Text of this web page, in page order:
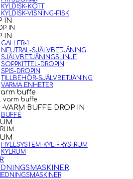
KYLDISK-KÖTT
KYLDISK-VISNING-FISK
IN
IN
GALLER-1
NEUTRAL-SJÄLVBETJÄNING
SJÄLVBETJÄNINGSLINJE
SOPPKITTEL-DROPIN
SPIS-DROPIN
TILLBEHÖR-SJÄLVBETJÄNING
VARMA ENHETER
buffe
-VARM BUFFE DROP IN
BUFFÉ
HYLLSYSTEM-KYL-FRYS-RUM
KYLRUM